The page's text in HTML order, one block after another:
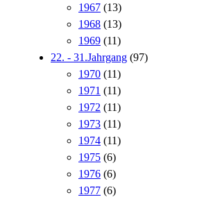
1967 (13)
1968 (13)
1969 (11)
22. - 31.Jahrgang (97)
1970 (11)
1971 (11)
1972 (11)
1973 (11)
1974 (11)
1975 (6)
1976 (6)
1977 (6)